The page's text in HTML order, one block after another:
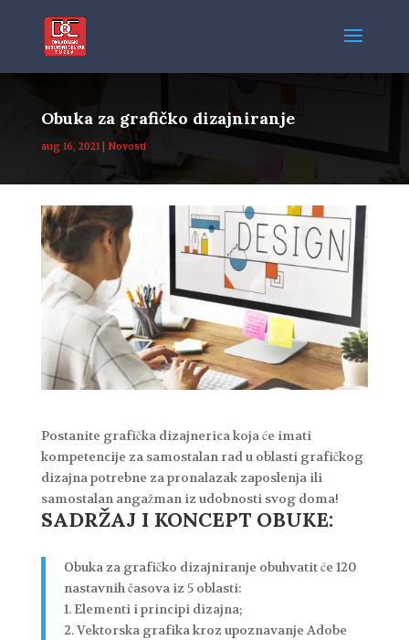
Obuka za grafičko dizajniranje
aug 16, 2021| Novosti
Postanite grafička dizajnerica koja će imati
kompetencije za samostalan rad u oblasti grafičkog
dizajna potrebne za pronalazak zaposlenja ili
samostalan angažman iz udobnosti svog doma!
SADRŽAJ I KONCEPT OBUKE:
Obuka za grafičko dizajniranje obuhvatit će 120
nastavnih časova iz 5 oblasti:
1. Elementi i principi dizajna;
2. Vektorska grafika kroz upoznavanje Adobe